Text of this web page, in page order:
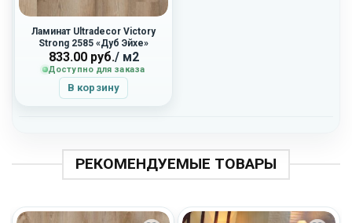
Ламинат Ultradecor Victory
Strong 2585 «Дуб Эйхе»
833.00руб./ м2
Доступно для заказа
В корзину
РЕКОМЕНДУЕМЫЕ ТОВАРЫ